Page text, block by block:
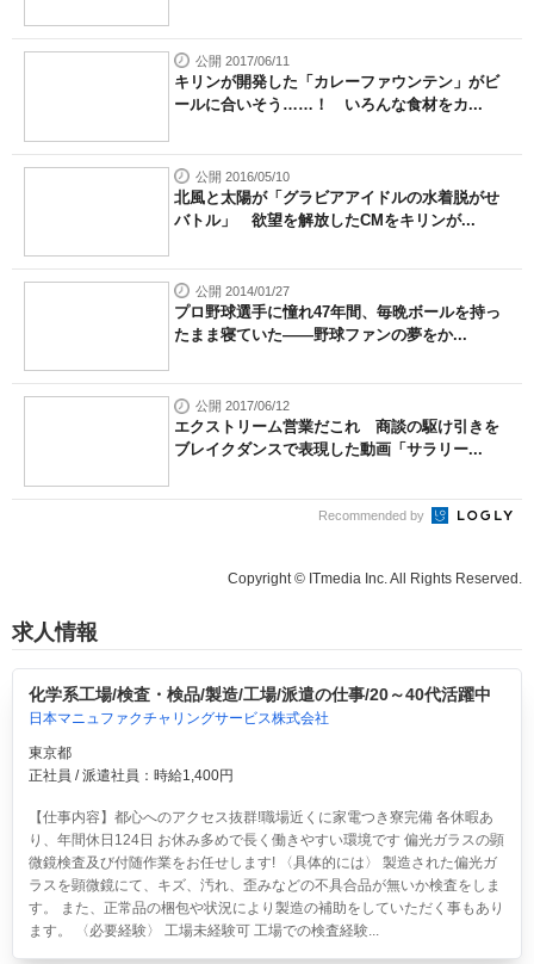
公開 2017/06/11
キリンが開発した「カレーファウンテン」がビ
ールに合いそう……！ いろんな食材をカ...
公開 2016/05/10
北風と太陽が「グラビアアイドルの水着脱がせ
バトル」 欲望を解放したCMをキリンが...
公開 2014/01/27
プロ野球選手に憧れ47年間、毎晩ボールを持っ
たまま寝ていた――野球ファンの夢をか...
公開 2017/06/12
エクストリーム営業だこれ 商談の駆け引きを
ブレイクダンスで表現した動画「サラリー...
Recommended by
Copyright © ITmedia Inc. All Rights Reserved.
求人情報
化学系工場/検査・検品/製造/工場/派遣の仕事/20～40代活躍中
日本マニュファクチャリングサービス株式会社
東京都
正社員 / 派遣社員：時給1,400円
【仕事内容】都心へのアクセス抜群!職場近くに家電つき寮完備 各休暇あ
り、年間休日124日 お休み多めで長く働きやすい環境です 偏光ガラスの顕
微鏡検査及び付随作業をお任せします! 〈具体的には〉 製造された偏光ガ
ラスを顕微鏡にて、キズ、汚れ、歪みなどの不具合品が無いか検査をしま
す。 また、正常品の梱包や状況により製造の補助をしていただく事もあり
ます。 〈必要経験〉 工場未経験可 工場での検査経験...